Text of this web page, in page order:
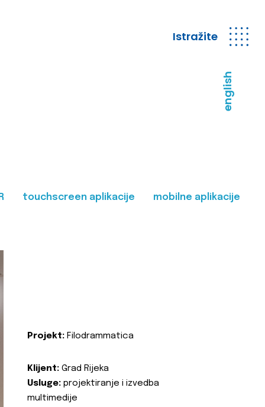
Istražite
english
touchscreen aplikacije mobilne aplikacije
Projekt: Filodrammatica
Klijent: Grad Rijeka
Usluge: projektiranje i izvedba
multimedije